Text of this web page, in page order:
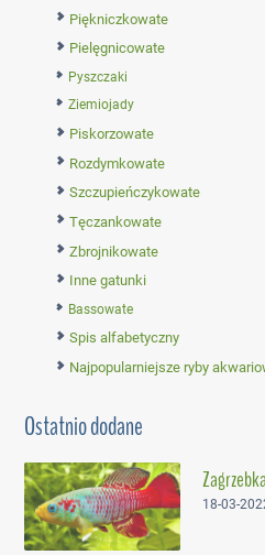
Piękniczkowate
Pielęgnicowate
Pyszczaki
Ziemiojady
Piskorzowate
Rozdymkowate
Szczupieńczykowate
Tęczankowate
Zbrojnikowate
Inne gatunki
Bassowate
Spis alfabetyczny
Najpopularniejsze ryby
Ostatnio dodane
18-03-